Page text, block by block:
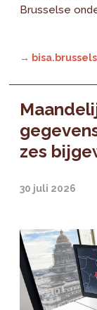
Brusselse
→ bisa.brussels
zes
30 juli 2026